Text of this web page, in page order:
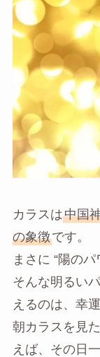
カラスは中国
の象徴です。
まさに “陽の
そんな明るい
えるのは、幸運
朝カラスを見
えば、その日